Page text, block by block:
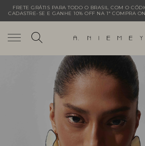
FRETE GRÁTIS PARA TODO O BRASIL COM O
CADASTRE-SE E GANHE 10% OFF NA 1ª COMPRA